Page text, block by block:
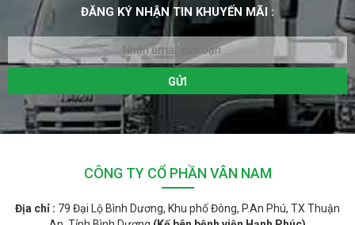
ĐĂNG KÝ NHẬN TIN KHUYẾN MÃI :
CÔNG TY CỔ PHẦN VÂN NAM
Địa chỉ : 79 Đại Lộ Bình Dương, Khu phố Đông, P.An Phú, TX Thuận